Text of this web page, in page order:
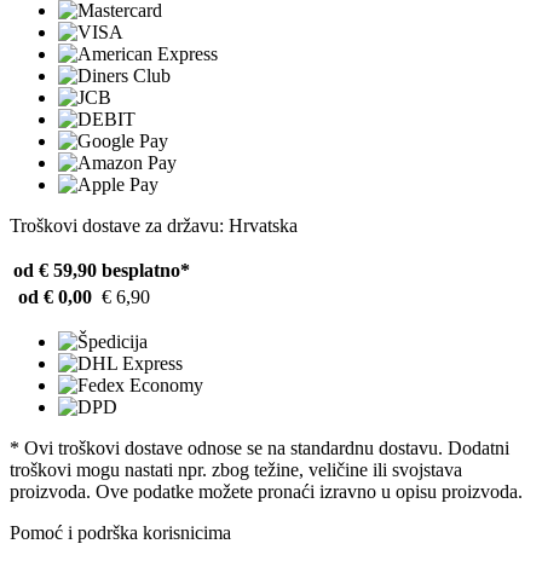
Troškovi dostave za državu: Hrvatska
od € 59,90 besplatno*
od € 0,00 € 6,90
* Ovi troškovi dostave odnose se na standardnu ​​dostavu. Dodatni
troškovi mogu nastati npr. zbog težine, veličine ili svojstava
proizvoda. Ove podatke možete pronaći izravno u opisu proizvoda.
Pomoć i podrška korisnicima